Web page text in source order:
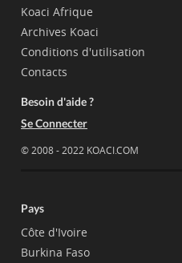
Koaci Afrique
Archives Koaci
Conditions d'utilisation
Contacts
Besoin d'aide ?
Se Connecter
© 2008 - 2022 KOACI.COM
Pays
Côte d'Ivoire
Burkina Faso